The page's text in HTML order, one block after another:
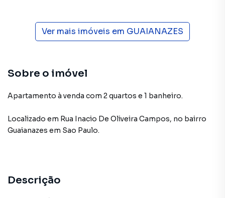
Ver mais imóveis em GUAIANAZES
Sobre o imóvel
Apartamento à venda com 2 quartos e 1 banheiro.
Localizado em Rua Inacio De Oliveira Campos, no bairro
Guaianazes em Sao Paulo.
Descrição